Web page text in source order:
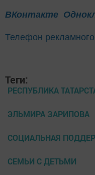
ВКонтакте
Телефон
Теги:
РЕСПУБЛИКА
ЭЛЬМИРА ЗАРИПОВА
СОЦИАЛЬНАЯ
СЕМЬИ С ДЕТЬМИ